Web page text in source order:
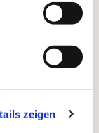
zeigen